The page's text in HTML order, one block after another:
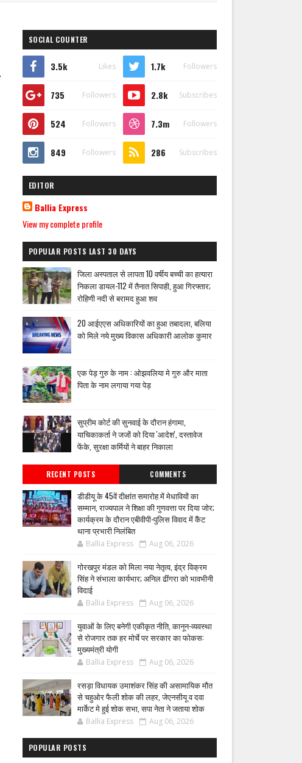
SOCIAL COUNTER
3.5k Likes 1.7k Followers
735 Followers 2.8k Subscribes
524 Followers 7.3m Followers
849 Followers 286 Subscribes
EDITOR
Ballia Express
View my complete profile
POPULAR POSTS LAST 30 DAYS
जिला अस्पताल से लापता 10 वर्षीय बच्ची का हत्यारा
निकला डायल-112 में तैनात सिपाही, हुआ गिरफ्तार;
रोहिणी नदी से बरामद हुआ शव
20 आईएएस अधिकारियों का हुआ तबादला, बलिया
को मिले नये मुख्य विकास अधिकारी आलोक कुमार
एक पेड़ गुरु के नाम : ओझवलिया मे गुरु और माता
पिता के नाम लगाया गया पेड़
सुप्रीम कोर्ट की सुनवाई के दौरान हंगामा,
याचिकाकर्ता ने जजों को दिया 'आदेश', दस्तावेज
फेंके, सुरक्षा कर्मियों ने बाहर निकाला
RECENT POSTS COMMENTS
डीडीयू के 45वें दीक्षांत समारोह में मेधावियों का
सम्मान, राज्यपाल ने शिक्षा की गुणवत्ता पर दिया जोर;
कार्यक्रम के दौरान एबीवीपी-पुलिस विवाद में कैंट
थाना प्रभारी निलंबित
Ballia Express Aug 06, 2026
गोरखपुर मंडल को मिला नया नेतृत्व, इंद्र विक्रम
सिंह ने संभाला कार्यभार; अनिल ढींगरा को भावभीनी
विदाई
Ballia Express Aug 06, 2026
युवाओं के लिए बनेगी एकीकृत नीति, कानून-व्यवस्था
से रोजगार तक हर मोर्चे पर सरकार का फोकस:
मुख्यमंत्री योगी
Ballia Express Aug 06, 2026
रसड़ा विधायक उमाशंकर सिंह की असामायिक मौत
से चहुओर फैली शोक की लहर, जेएनसीयू व दवा
मार्केट मे हुई शोक सभा, सपा नेता ने जताया शोक
Ballia Express Aug 06, 2026
POPULAR POSTS